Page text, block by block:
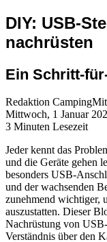
DIY: USB-
nachrüsten
Ein Schritt-
Redaktion Camping
Mittwoch, 1 Januar
3 Minuten Lesezeit
Jeder kennt das
und die Geräte gehen
besonders USB-
und der wachsenden
zunehmend wichtiger,
auszustatten. Dieser
Nachrüstung von
Verständnis über den